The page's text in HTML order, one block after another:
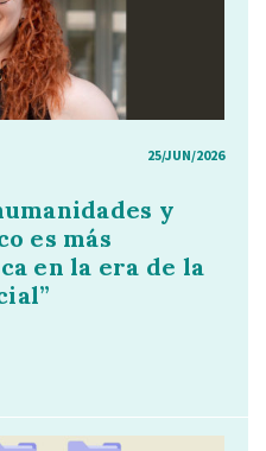
25/JUN/2026
y
es más
en la era de la